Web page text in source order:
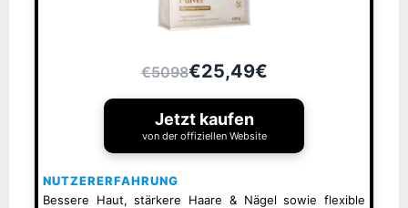
€5098€25,49€
Jetzt kaufen
von der offiziellen Website
NUTZERERFAHRUNG
Bessere Haut, stärkere Haare & Nägel sowie flexible